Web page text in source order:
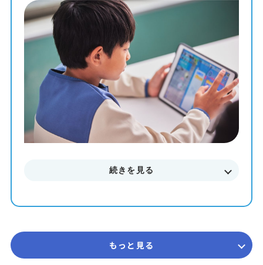
タイピングからコンピュータサイエンスまで学べる最高の
教材を使って、一人ひとりのペースや理解度に合わせた個
別最適化レッスンでプログラミングを学ぶことが出来ま
まずはお気軽に無料体験授業にご参加下さい。
料金やカリキュラムなどに関してもご説明致します。
続きを見る
もっと見る